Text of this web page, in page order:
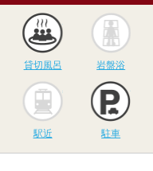
露天風呂 貸切風呂
貸切風呂 岩盤浴
サウナ
駅近 駐車